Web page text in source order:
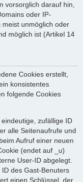
vorsorglich darauf hin,
oder IP-
unmöglich oder
möglich ist (Artikel 14
Cookies erstellt,
konsistentes
folgende Cookies
zufällige ID
alle Seitenaufrufe und
Aufruf einer neuen
(endet auf _u)
User-ID abgelegt.
des Gast-Benuters
einen Schlüssel, der